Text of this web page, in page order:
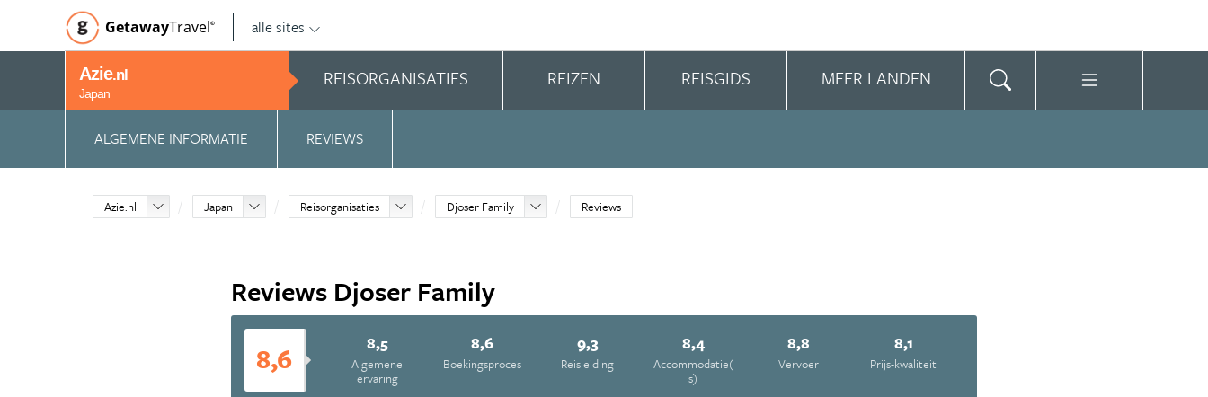
GetawayTravel© alle sites
Azie.nl
Japan
REISORGANISATIES REIZEN REISGIDS MEER LANDEN
ALGEMENE INFORMATIE REVIEWS
Azie.nl Japan Reisorganisaties Djoser Family Reviews
Reviews Djoser Family
8,6 8,5
Algemene
ervaring
8,6
Boekingsproces
9,3
Reisleiding
8,4
Accommodatie(
s)
8,8
Vervoer
8,1
Prijs-kwaliteit